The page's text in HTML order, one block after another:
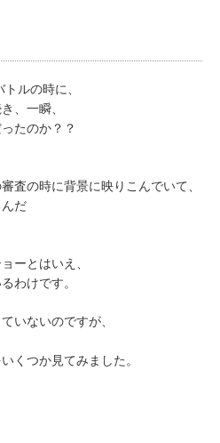
ルの時に、
、一瞬、
たのか？？
査の時に背景に映りこんでいて、
だ
ーとはいえ、
わけです。
いないのですが、
くつか見てみました。